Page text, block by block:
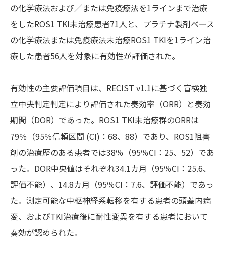
の化学療法および／または免疫療法を1ラインまで治療
をしたROS1 TKI未治療患者71人と、プラチナ製剤ベース
の化学療法または免疫療法未治療ROS1 TKIを1ライン治
療した患者56人を対象に有効性が評価された。
有効性の主要評価項目は、RECIST v1.1に基づく盲検独
立中央判定判定により評価された奏効率（ORR）と奏効
期間（DOR）であった。ROS1 TKI未治療群のORRは
79％（95％信頼区間 (CI)：68、88）であり、ROS1阻害
剤の治療歴のある患者では38％（95％CI：25、52）であ
った。DOR中央値はそれぞれ34.1カ月（95％CI：25.6、
評価不能）、14.8カ月（95％CI：7.6、評価不能）であっ
た。測定可能な中枢神経系転移を有する患者の頭蓋内病
変、およびTKI治療後に耐性変異を有する患者において
奏効が認められた。